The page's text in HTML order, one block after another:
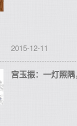
2015-12-11
宫玉振：一灯照